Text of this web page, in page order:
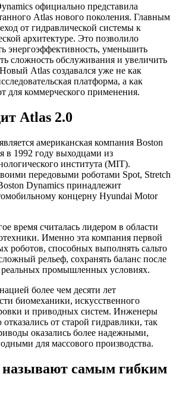
официально представила
Atlas нового поколения. Главным
от гидравлической системы к
архитектуре. Это позволило
энергоэффективность, уменьшить
сложность обслуживания и увеличить
Atlas создавался уже не как
платформа, а как
коммерческого применения.
Atlas 2.0
американская компания Boston
в 1992 году выходцами из
института (MIT).
передовыми роботами Spot, Stretch
Dynamics принадлежит
концерну Hyundai Motor
время считалась лидером в области
Именно эта компания первой
роботов, способных выполнять сальто
рельеф, сохранять баланс после
реальных промышленных условиях.
более чем десяти лет
биомеханики, искусственного
и приводных систем. Инженеры
от старой гидравлики, так
оказались более надежными,
для массового производства.
самым гибким